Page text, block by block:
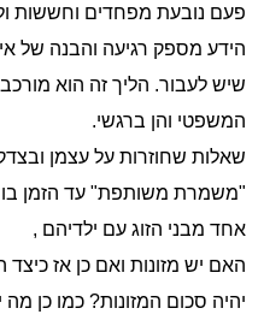
פעם נובעת מפחדים וחששות
הידע מספק רגיעה והבנה של
שיש לעבור. הליך זה הוא
המשפטי והן ברגשי.
שאלות שחוזרות על עצמן
"משמרת משותפת" עד הזמן
אחד מבני הזוג עם ילדיהם ,
האם יש מזונות ואם כן אז
יהיה סכום המזונות? כמו כן